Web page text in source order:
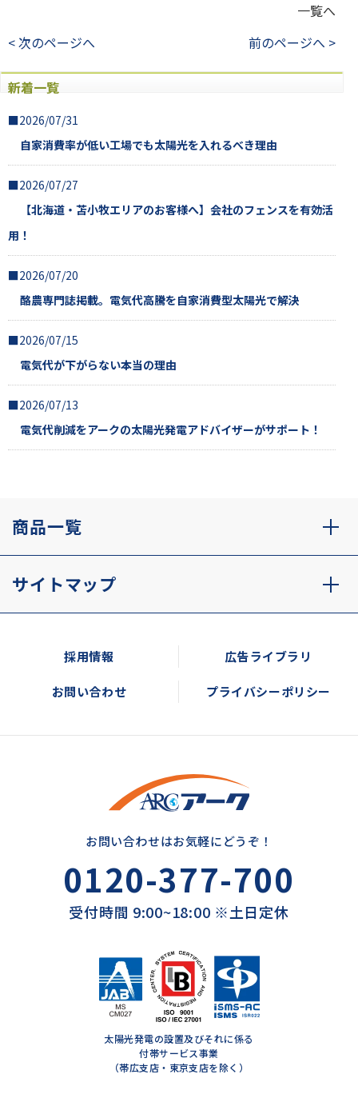
一覧へ
< 次のページへ
前のページへ >
新着一覧
■2026/07/31
自家消費率が低い工場でも太陽光を入れるべき理由
■2026/07/27
【北海道・苫小牧エリアのお客様へ】会社のフェンスを有効活
用！
■2026/07/20
酪農専門誌掲載。電気代高騰を自家消費型太陽光で解決
■2026/07/15
電気代が下がらない本当の理由
■2026/07/13
電気代削減をアークの太陽光発電アドバイザーがサポート！
商品一覧
サイトマップ
採用情報 広告ライブラリ
お問い合わせ プライバシーポリシー
お問い合わせはお気軽にどうぞ！
0120-377-700
受付時間 9:00~18:00 ※土日定休
太陽光発電の設置及びそれに係る
付帯サービス事業
（帯広支店・東京支店を除く）